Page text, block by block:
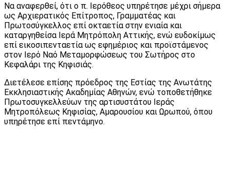
Να αναφερθεί, ότι ο π. Ιερόθεος υπηρέτησε μέχρι σήμερα
ως Αρχιερατικός Επίτροπος, Γραμματέας και
Πρωτοσύγκελλος επί οκταετία στην ενιαία και
καταργηθείσα Ιερά Μητρόπολη Αττικής, ενώ ευδοκίμως
επί εικοσιπενταετία ως εφημέριος και προϊστάμενος
στον Ιερό Ναό Μεταμορφώσεως του Σωτήρος στο
Κεφαλάρι της Κηφισιάς.
Διετέλεσε επίσης πρόεδρος της Εστίας της Ανωτάτης
Εκκλησιαστικής Ακαδημίας Αθηνών, ενώ τοποθετήθηκε
Πρωτοσυγκελλεύων της αρτισυστάτου Ιεράς
Μητροπόλεως Κηφισίας, Αμαρουσίου και Ωρωπού, όπου
υπηρέτησε επί πεντάμηνο.